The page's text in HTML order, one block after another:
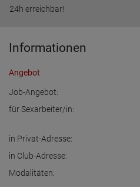
24h erreichbar!
Informationen
Angebot
Job-Angebot:
für Sexarbeiter/in:
in Privat-Adresse:
in Club-Adresse:
Modalitäten: